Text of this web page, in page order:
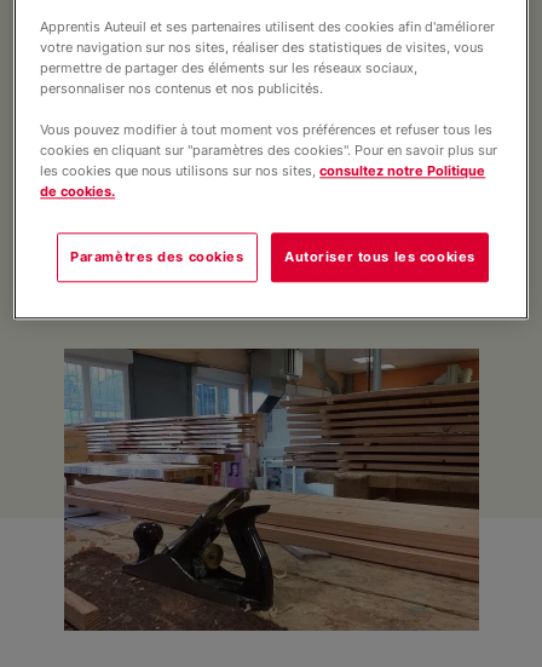
Internat
Contact
Actualités
récemment participé à un concours
unique, les Trophées du Savoir-Faire,
organisé par la Région Nouvelle-
Aquitaine dans le cadre de la Coupe
du monde de rugby 2023 qui se
tiendra en France. Les étudiants ont
eu l'opportunité de concevoir un
trophée de A à Z, retour sur ce projet.
Apprentis Auteuil et ses partenaires utilisent des cookies afin d'améliorer
votre navigation sur nos sites, réaliser des statistiques de visites, vous
permettre de partager des éléments sur les réseaux sociaux,
personnaliser nos contenus et nos publicités.
Vous pouvez modifier à tout moment vos préférences et refuser tous les
cookies en cliquant sur "paramètres des cookies". Pour en savoir plus sur
les cookies que nous utilisons sur nos sites,consultez notre Politique
de cookies.
Paramètres des cookies Autoriser tous les cookies